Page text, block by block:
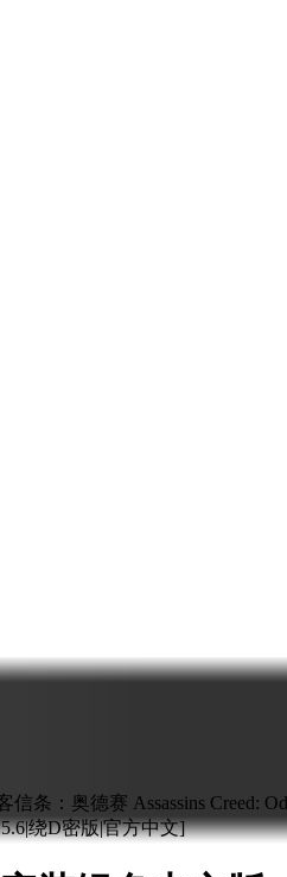
信条：奥德赛 Assassins Creed: